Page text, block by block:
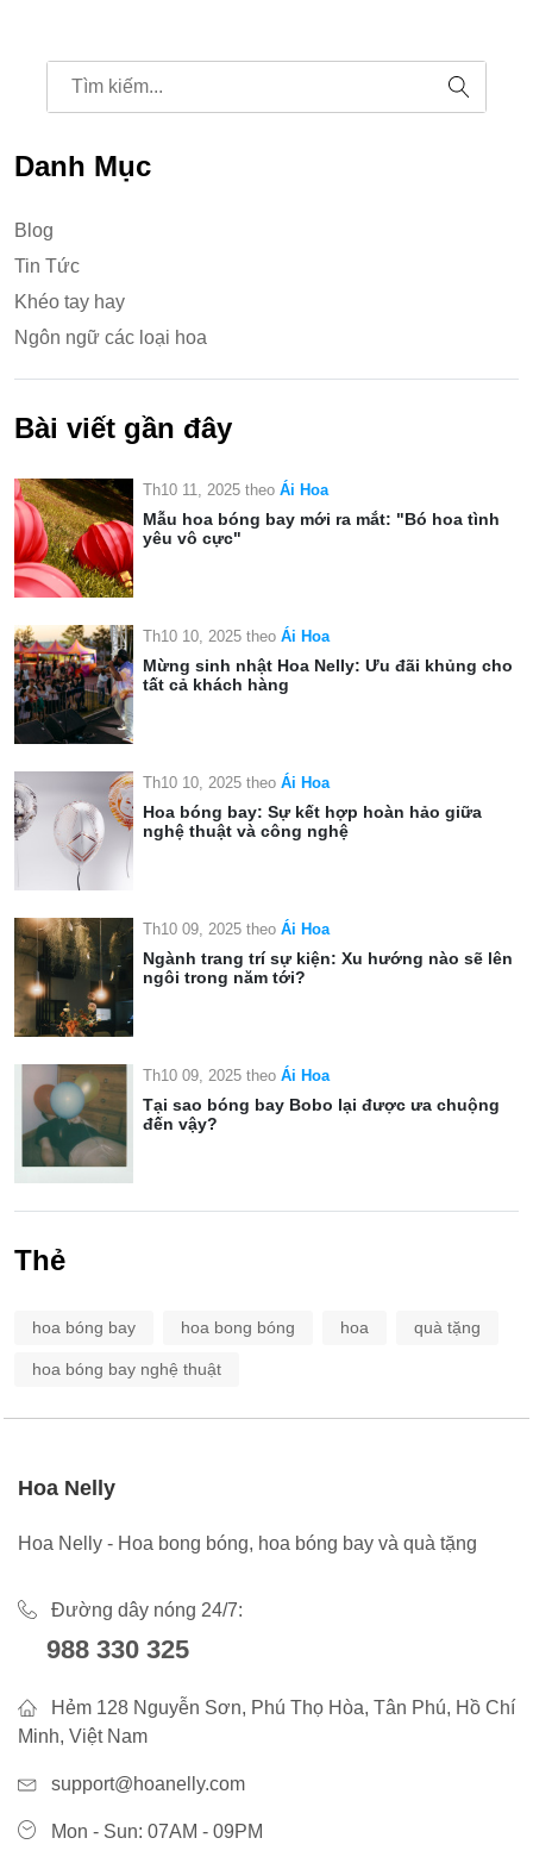
Danh Mục
Blog
Tin Tức
Khéo tay hay
Ngôn ngữ các loại hoa
Bài viết gần đây
Th10 11, 2025 theo Ái Hoa
Mẫu hoa bóng bay mới ra mắt: "Bó hoa tình
yêu vô cực"
Th10 10, 2025 theo Ái Hoa
Mừng sinh nhật Hoa Nelly: Ưu đãi khủng cho
tất cả khách hàng
Th10 10, 2025 theo Ái Hoa
Hoa bóng bay: Sự kết hợp hoàn hảo giữa
nghệ thuật và công nghệ
Th10 09, 2025 theo Ái Hoa
Ngành trang trí sự kiện: Xu hướng nào sẽ lên
ngôi trong năm tới?
Th10 09, 2025 theo Ái Hoa
Tại sao bóng bay Bobo lại được ưa chuộng
đến vậy?
Thẻ
hoa bóng bay hoa bong bóng hoa quà tặng
hoa bóng bay nghệ thuật
Hoa Nelly
Hoa Nelly - Hoa bong bóng, hoa bóng bay và quà tặng
Đường dây nóng 24/7:
988 330 325
Hẻm 128 Nguyễn Sơn, Phú Thọ Hòa, Tân Phú, Hồ Chí
Minh, Việt Nam
support@hoanelly.com
Mon - Sun: 07AM - 09PM